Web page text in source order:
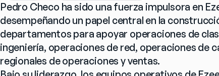
Pedro Checo ha sido una fuerza impulsora en
desempeñando un papel central en la
departamentos para apoyar operaciones de
ingeniería, operaciones de red, operaciones de
regionales de operaciones y ventas.